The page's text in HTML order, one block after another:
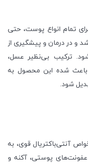
تمام انواع پوست، حتی
در درمان و پیشگیری از
ترکیب بی‌نظیر عسل،
شده این محصول به
شود.
آنتی‌باکتریال قوی، به
پوستی، آکنه و